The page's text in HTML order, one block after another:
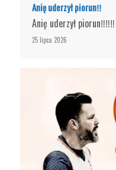
Anię uderzył piorun‼️
Anię uderzył piorun‼️‼️‼️
25 lipca 2026